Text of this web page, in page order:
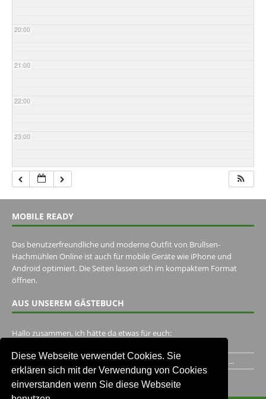
Diese Webseite verwendet Cookies. Sie
erklären sich mit der Verwendung von Cookies
einverstanden wenn Sie diese Webseite
20:00
21:00
22:00
23:00
MOBILE READY
Das benutzerfreundliche und moderne Outfit von Brullsen-
Hachmühlen Online ist auch für mobile Geräte wie iPhone und
Android optimiert. Die Seiten lassen sich im kompaktem Format
öffnen.
AUS UNSEREM GÄSTEBUCH
Hallo zusammen, ich hätte da etwas für euch:
Ich habe ein Jahr im Gasthaus Hugo Pape verbracht..Habe ihn...
Unser Gästebuch besuchen